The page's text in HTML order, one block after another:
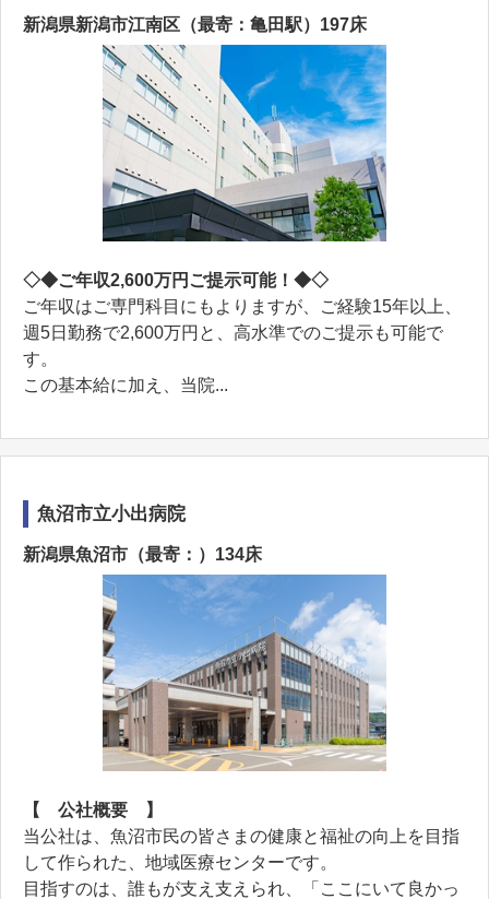
新潟県新潟市江南区（最寄：亀田駅）197床
◇◆ご年収2,600万円ご提示可能！◆◇
ご年収はご専門科目にもよりますが、ご経験15年以上、
週5日勤務で2,600万円と、高水準でのご提示も可能で
す。
この基本給に加え、当院...
魚沼市立小出病院
新潟県魚沼市（最寄：）134床
【 公社概要 】
当公社は、魚沼市民の皆さまの健康と福祉の向上を目指
して作られた、地域医療センターです。
目指すのは、誰もが支え支えられ、「ここにいて良かっ